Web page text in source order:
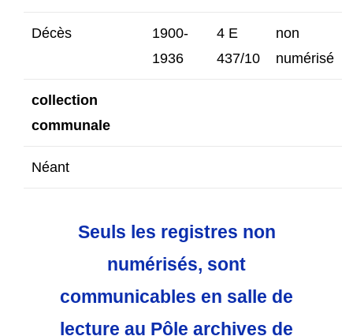
Décès
1900-
1936
4 E
437/10
non
numérisé
collection
communale
Néant
Seuls les registres non
numérisés, sont
communicables en salle de
lecture au Pôle archives de